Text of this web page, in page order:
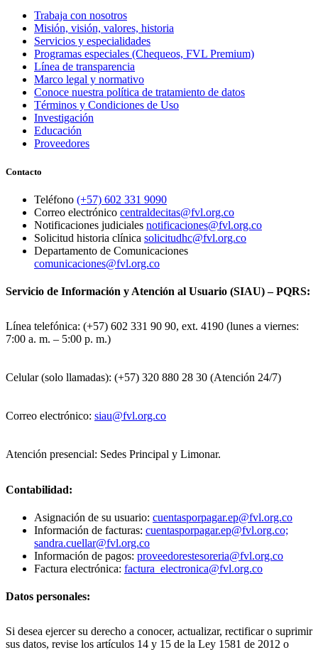
Trabaja con nosotros
Misión, visión, valores, historia
Servicios y especialidades
Programas especiales (Chequeos, FVL Premium)
Línea de transparencia
Marco legal y normativo
Conoce nuestra política de tratamiento de datos
Términos y Condiciones de Uso
Investigación
Educación
Proveedores
Contacto
Teléfono (+57) 602 331 9090
Correo electrónico centraldecitas@fvl.org.co
Notificaciones judiciales notificaciones@fvl.org.co
Solicitud historia clínica solicitudhc@fvl.org.co
Departamento de Comunicaciones
comunicaciones@fvl.org.co
Servicio de Información y Atención al Usuario (SIAU) – PQRS:
Línea telefónica: (+57) 602 331 90 90, ext. 4190 (lunes a viernes:
7:00 a. m. – 5:00 p. m.)
Celular (solo llamadas): (+57) 320 880 28 30 (Atención 24/7)
Correo electrónico: siau@fvl.org.co
Atención presencial: Sedes Principal y Limonar.
Contabilidad:
Asignación de su usuario: cuentasporpagar.ep@fvl.org.co
Información de facturas: cuentasporpagar.ep@fvl.org.co;
sandra.cuellar@fvl.org.co
Información de pagos: proveedorestesoreria@fvl.org.co
Factura electrónica: factura_electronica@fvl.org.co
Datos personales:
Si desea ejercer su derecho a conocer, actualizar, rectificar o suprimir
sus datos, revise los artículos 14 y 15 de la Ley 1581 de 2012 o